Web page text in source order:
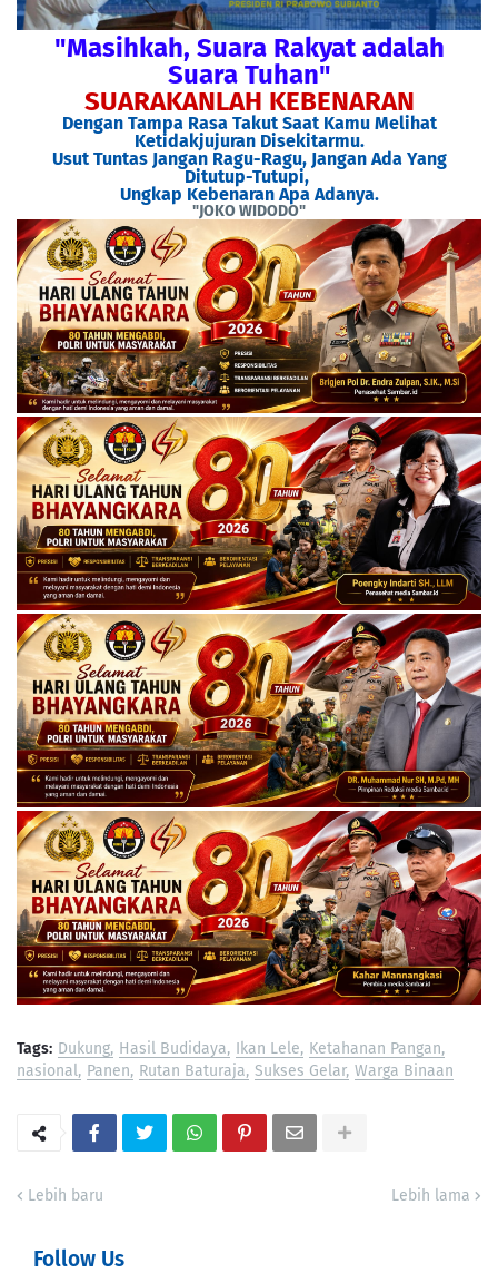
"Masihkah, Suara Rakyat adalah
Suara Tuhan"
SUARAKANLAH KEBENARAN
Dengan Tampa Rasa Takut Saat Kamu Melihat
Ketidakjujuran Disekitarmu.
Usut Tuntas Jangan Ragu-Ragu, Jangan Ada Yang
Ditutup-Tutupi,
Ungkap Kebenaran Apa Adanya.
"JOKO WIDODO"
Tags: Dukung Hasil Budidaya Ikan Lele Ketahanan Pangan
nasional Panen Rutan Baturaja Sukses Gelar Warga Binaan
Lebih baru Lebih lama
Follow Us